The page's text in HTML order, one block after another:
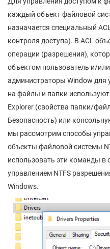
каждый объект файловой
назначается специальный
контроля доступа). В ACL
операции (разрешения),
объектом пользователь и/
администраторы Window для
на файлы и папки
Explorer (свойства папки/
Безопасность) или
мы рассмотрим способы
объекты файловой системы
использовать эти команды в
управлением NTFS
Windows.